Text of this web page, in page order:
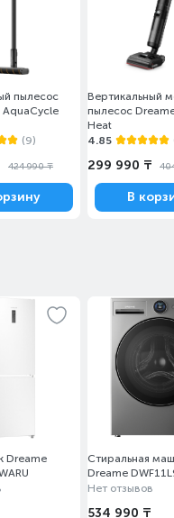
пылесос
AquaCycle
(9)
424 990 ₸
Вертикальный
пылесос
Heat
4.85
299 990 ₸
В
Dreame
Стиральная
Dreame
Нет отзывов
534 990 ₸